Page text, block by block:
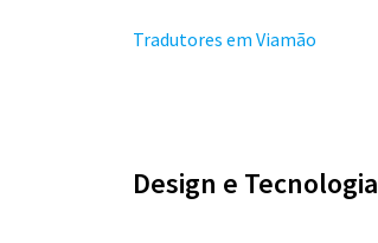
Tradutores em Viamão
Design e Tecnologia